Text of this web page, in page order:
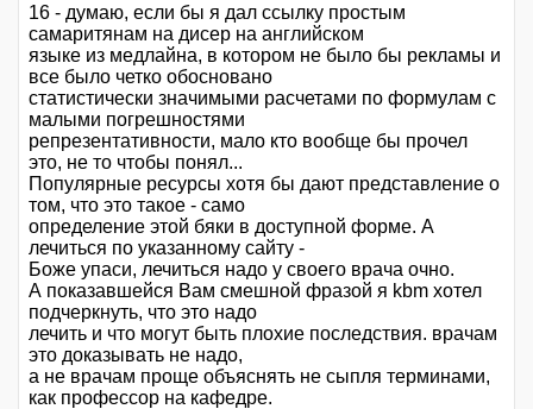
16 - думаю, если бы я дал ссылку простым
самаритянам на дисер на английском
языке из медлайна, в котором не было бы рекламы и
все было четко обосновано
статистически значимыми расчетами по формулам с
малыми погрешностями
репрезентативности, мало кто вообще бы прочел
это, не то чтобы понял...
Популярные ресурсы хотя бы дают представление о
том, что это такое - само
определение этой бяки в доступной форме. А
лечиться по указанному сайту -
Боже упаси, лечиться надо у своего врача очно.
А показавшейся Вам смешной фразой я kbm хотел
подчеркнуть, что это надо
лечить и что могут быть плохие последствия. врачам
это доказывать не надо,
а не врачам проще объяснять не сыпля терминами,
как профессор на кафедре.